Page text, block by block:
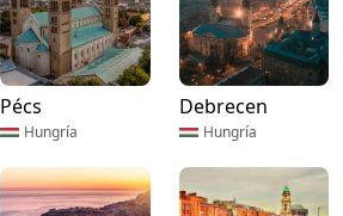
Pécs
Hungría
Debrecen
Hungría